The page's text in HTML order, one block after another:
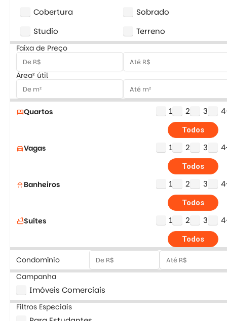
Cobertura
Sobrado
Studio
Terreno
Faixa de Preço
Área² útil
bedQuartos 1 2 3
Todos
directions_carVagas 1 2 3
Todos
shower Banheiros 1 2 3
Todos
bathtubSuítes 1 2 3
Todos
Condomínio
Campanha
Imóveis Comerciais
Filtros Especiais